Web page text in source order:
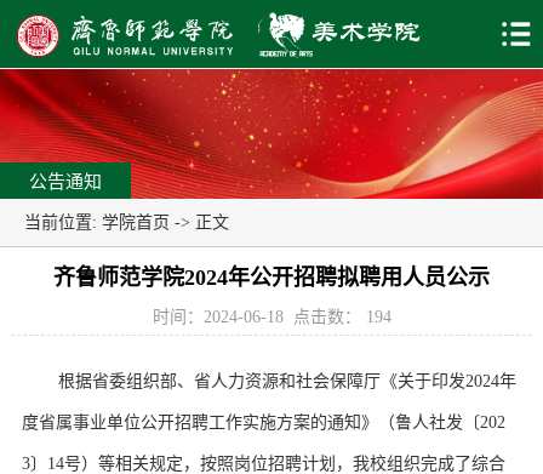
公告通知
当前位置: 学院首页 -> 正文
齐鲁师范学院2024年公开招聘拟聘用人员公示
时间：2024-06-18 点击数： 194
根据省委组织部、省人力资源和社会保障厅《关于印发2024年
度省属事业单位公开招聘工作实施方案的通知》（鲁人社发〔202
3〕14号）等相关规定，按照岗位招聘计划，我校组织完成了综合